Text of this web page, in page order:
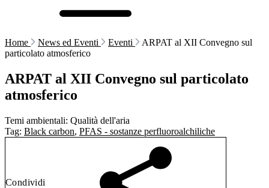
Home News ed Eventi Eventi
ARPAT al XII Convegno sul
particolato atmosferico
ARPAT al XII Convegno sul particolato
atmosferico
Temi ambientali: Qualità dell'aria
Tag: Black carbon, PFAS - sostanze perfluoroalchiliche
Condividi